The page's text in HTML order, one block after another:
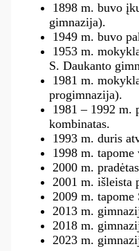
1898 m. buvo
gimnazija).
1949 m. buvo
1953 m.
S. Daukanto
1981 m.
progimnazija).
1981 – 1992 m.
kombinatas.
1993 m. duris
1998 m.
2000 m.
2001 m. išleista
2009 m.
2013 m.
2018 m.
2023 m.